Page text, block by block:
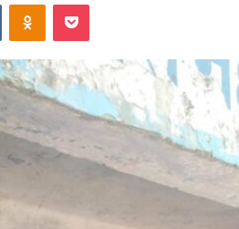
VKontakteOdnoklassniki
Pocket